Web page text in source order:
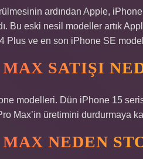
ardından Apple,
Bu eski nesil modeller artık
Plus ve en son iPhone SE
SATIŞI
modelleri. Dün iPhone 15
Max’in üretimini durdurmaya
NEDEN